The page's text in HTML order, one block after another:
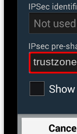
trustzone